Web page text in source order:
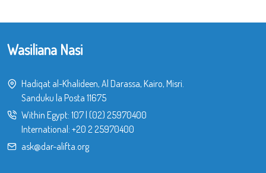
Wasiliana Nasi
Hadiqat al-Khalideen, Al Darassa, Kairo, Misri.
Sanduku la Posta 11675
Within Egypt: 107| (02) 25970400
International: +20 2 25970400
ask@dar-alifta.org